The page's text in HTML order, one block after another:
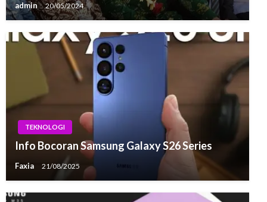
admin 20/05/2024
TEKNOLOGI
Info Bocoran Samsung Galaxy S26 Series
Faxia 21/08/2025